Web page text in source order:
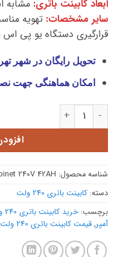
ابعاد کابینت باتری: مشابه
سایر مشخصات: تهویه
قرارگیری دستگاه یو پی
تحویل رایگان در شهر
امکان هماهنگی جهت
کابینت باتری 240 ولت 42 آمپر عدد
شناسه محصول: 240V 42AH
دسته: کابینت باتری 240 ولت
برچسب: خرید کابینت باتری 240 ولت 42 آمپر
آمپر, قیمت کابینت باتری 240 ولت 42 آمپر